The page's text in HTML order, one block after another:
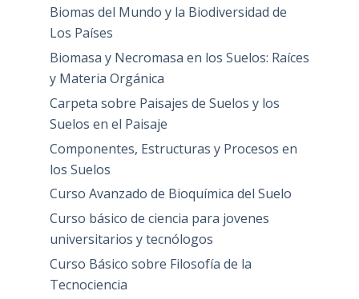
Biomas del Mundo y la Biodiversidad de
Los Países
Biomasa y Necromasa en los Suelos: Raíces
y Materia Orgánica
Carpeta sobre Paisajes de Suelos y los
Suelos en el Paisaje
Componentes, Estructuras y Procesos en
los Suelos
Curso Avanzado de Bioquímica del Suelo
Curso básico de ciencia para jovenes
universitarios y tecnólogos
Curso Básico sobre Filosofía de la
Tecnociencia